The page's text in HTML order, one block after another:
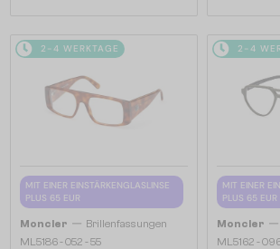
2-4 WERKTAGE
MIT EINER EINSTÄRKENGLASLINSE
PLUS 65 EUR
Moncler — Brillenfassungen
ML5186 - 052 - 55
2-4
MIT EINER
PLUS 65 EUR
Moncler —
ML5162 -